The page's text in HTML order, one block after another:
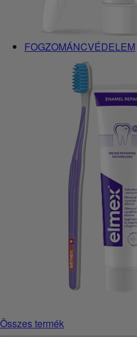
FOGZOMÁNCVÉDELEM
Összes termék